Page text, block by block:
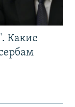
Какие